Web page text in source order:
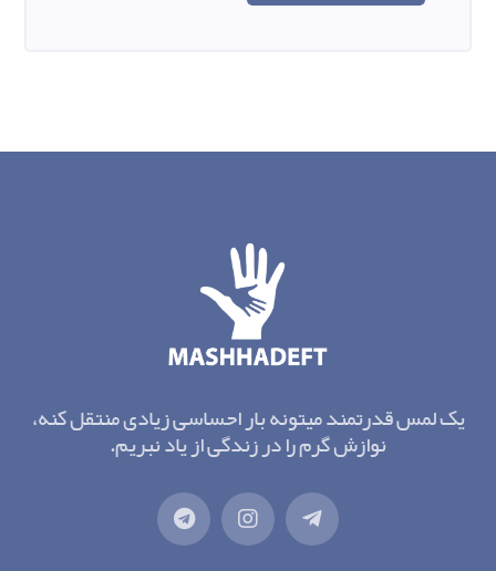
یک لمس قدرتمند میتونه بار احساسی زیادی منتقل کنه،
نوازش گرم را در زندگی از یاد نبریم.